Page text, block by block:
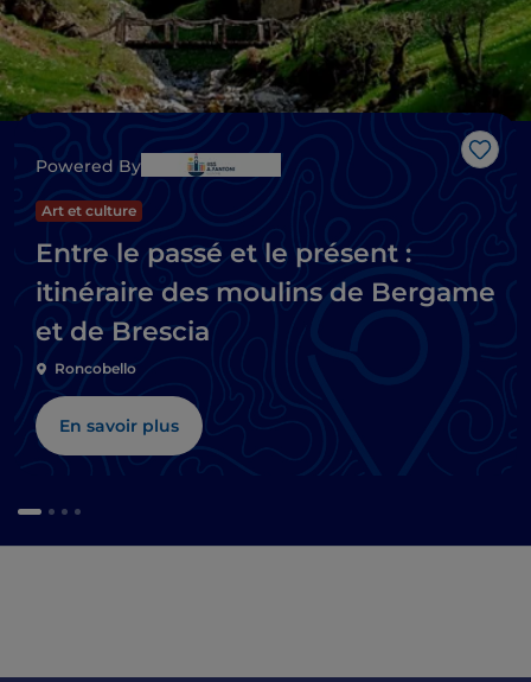
Powered By
Art et culture
Entre le passé et le présent :
itinéraire des moulins de Bergame
et de Brescia
Roncobello
En savoir plus